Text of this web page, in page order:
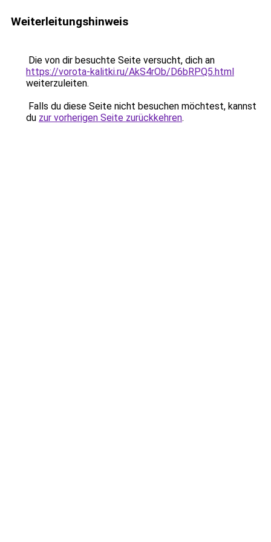
Weiterleitungshinweis
Die von dir besuchte Seite versucht, dich an
https://vorota-kalitki.ru/AkS4rOb/D6bRPQ5.html
weiterzuleiten.
Falls du diese Seite nicht besuchen möchtest, kannst
du zur vorherigen Seite zurückkehren.